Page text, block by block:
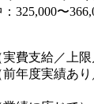
325,000〜
実費支給／上限
前年度実績あ